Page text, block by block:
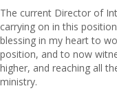
The current Director of
carrying on in this
blessing in my heart to
position, and to now
higher, and reaching all
ministry.